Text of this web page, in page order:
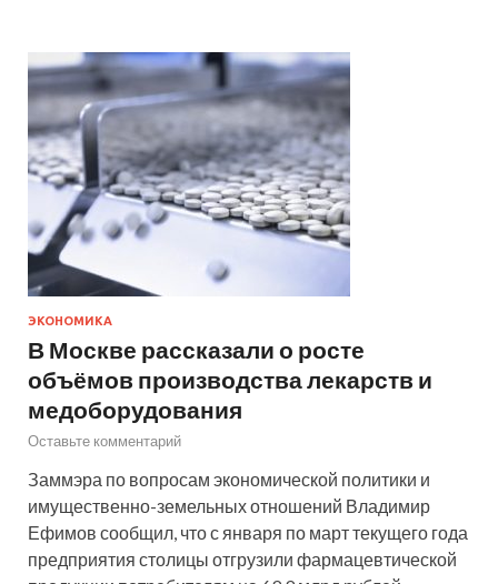
ЭКОНОМИКА
В Москве рассказали о росте
объёмов производства лекарств и
медоборудования
Оставьте комментарий
Заммэра по вопросам экономической политики и
имущественно-земельных отношений Владимир
Ефимов сообщил, что с января по март текущего года
предприятия столицы отгрузили фармацевтической